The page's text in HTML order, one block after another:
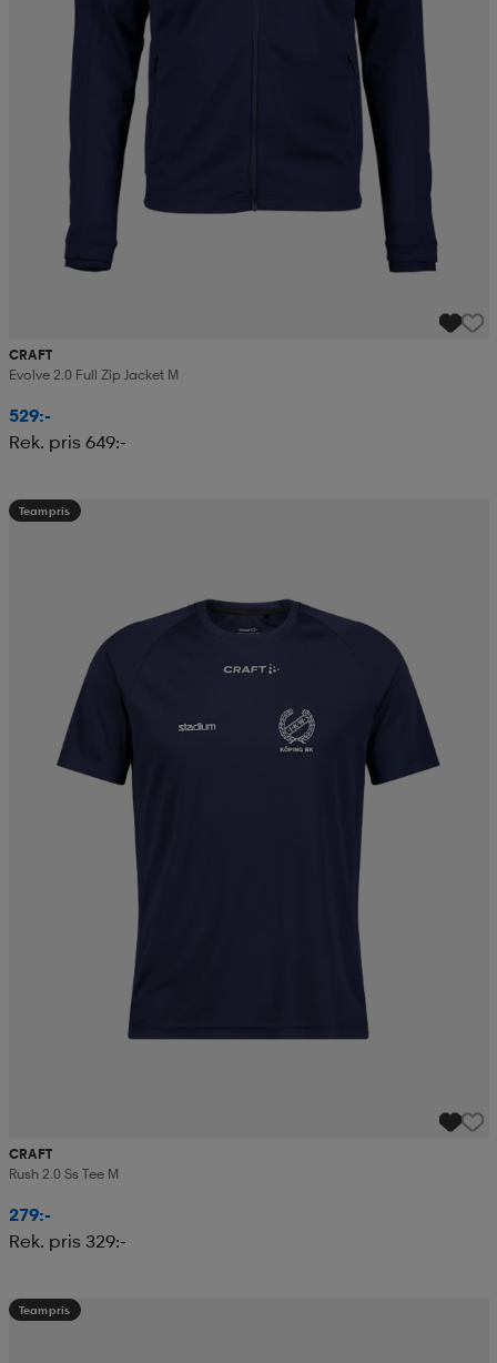
CRAFT
Evolve 2.0 Full Zip Jacket M
529:-
Rek. pris 649:-
Teampris
CRAFT
Rush 2.0 Ss Tee M
279:-
Rek. pris 329:-
Teampris